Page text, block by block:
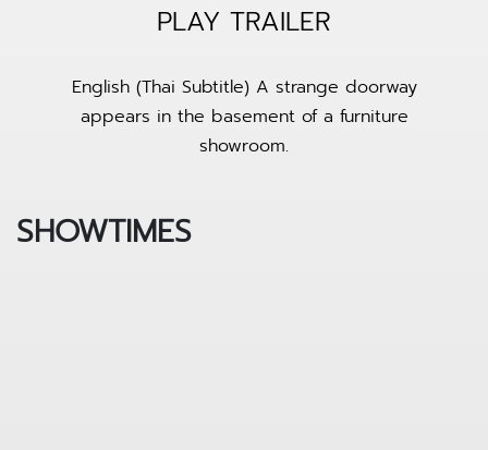
PLAY TRAILER
English (Thai Subtitle) A strange doorway
appears in the basement of a furniture
showroom.
SHOWTIMES